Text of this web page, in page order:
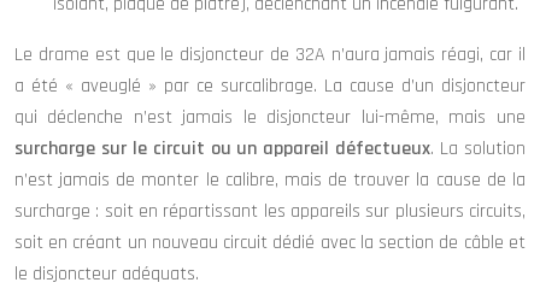
Le drame est que le disjoncteur de 32A n’aura jamais réagi, car il
a été « aveuglé » par ce surcalibrage. La cause d’un disjoncteur
qui déclenche n’est jamais le disjoncteur lui-même, mais une
surcharge sur le circuit ou un appareil défectueux. La solution
n’est jamais de monter le calibre, mais de trouver la cause de la
surcharge : soit en répartissant les appareils sur plusieurs circuits,
soit en créant un nouveau circuit dédié avec la section de câble et
le disjoncteur adéquats.